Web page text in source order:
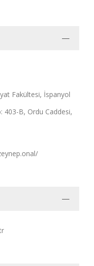
Fakültesi, İspanyol
403-B, Ordu Caddesi,